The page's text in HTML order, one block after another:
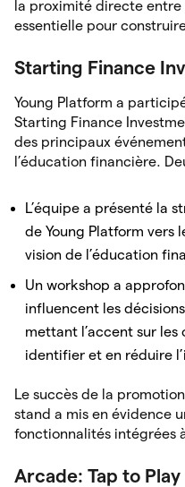
la proximité directe entre
essentielle pour
Starting Finance
Young Platform a
Starting Finance
des principaux
l’éducation financière.
L’équipe a présenté la
de Young Platform vers
vision de l’éducation
Un workshop a
influencent les
mettant l’accent sur
identifier et en réduire
Le succès de la promotion
stand a mis en évidence
fonctionnalités intégrées
Arcade: Tap to Play